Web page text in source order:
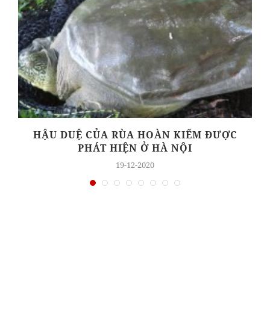
HẬU DUỆ CỦA RÙA HOÀN KIẾM ĐƯỢC
PHÁT HIỆN Ở HÀ NỘI
19-12-2020